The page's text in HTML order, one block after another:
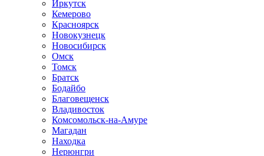
Иркутск
Кемерово
Красноярск
Новокузнецк
Новосибирск
Омск
Томск
Братск
Бодайбо
Благовещенск
Владивосток
Комсомольск-на-Амуре
Магадан
Находка
Нерюнгри